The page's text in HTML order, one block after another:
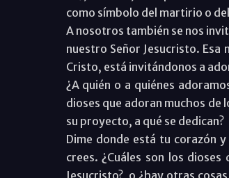
como símbolo del martirio o
A nosotros también se nos
nuestro Señor Jesucristo. Esa
Cristo, está invitándonos a
¿A quién o a quiénes
dioses que adoran muchos de
su proyecto, a qué se dedican?
Dime donde está tu corazón
crees. ¿Cuáles son los
Jesucristo?, o ¿hay otras